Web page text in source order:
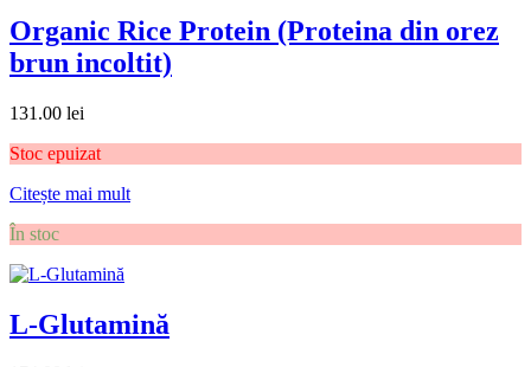
Organic Rice Protein (Proteina din orez
brun incoltit)
131.00 lei
Stoc epuizat
Citește mai mult
În stoc
L-Glutamină